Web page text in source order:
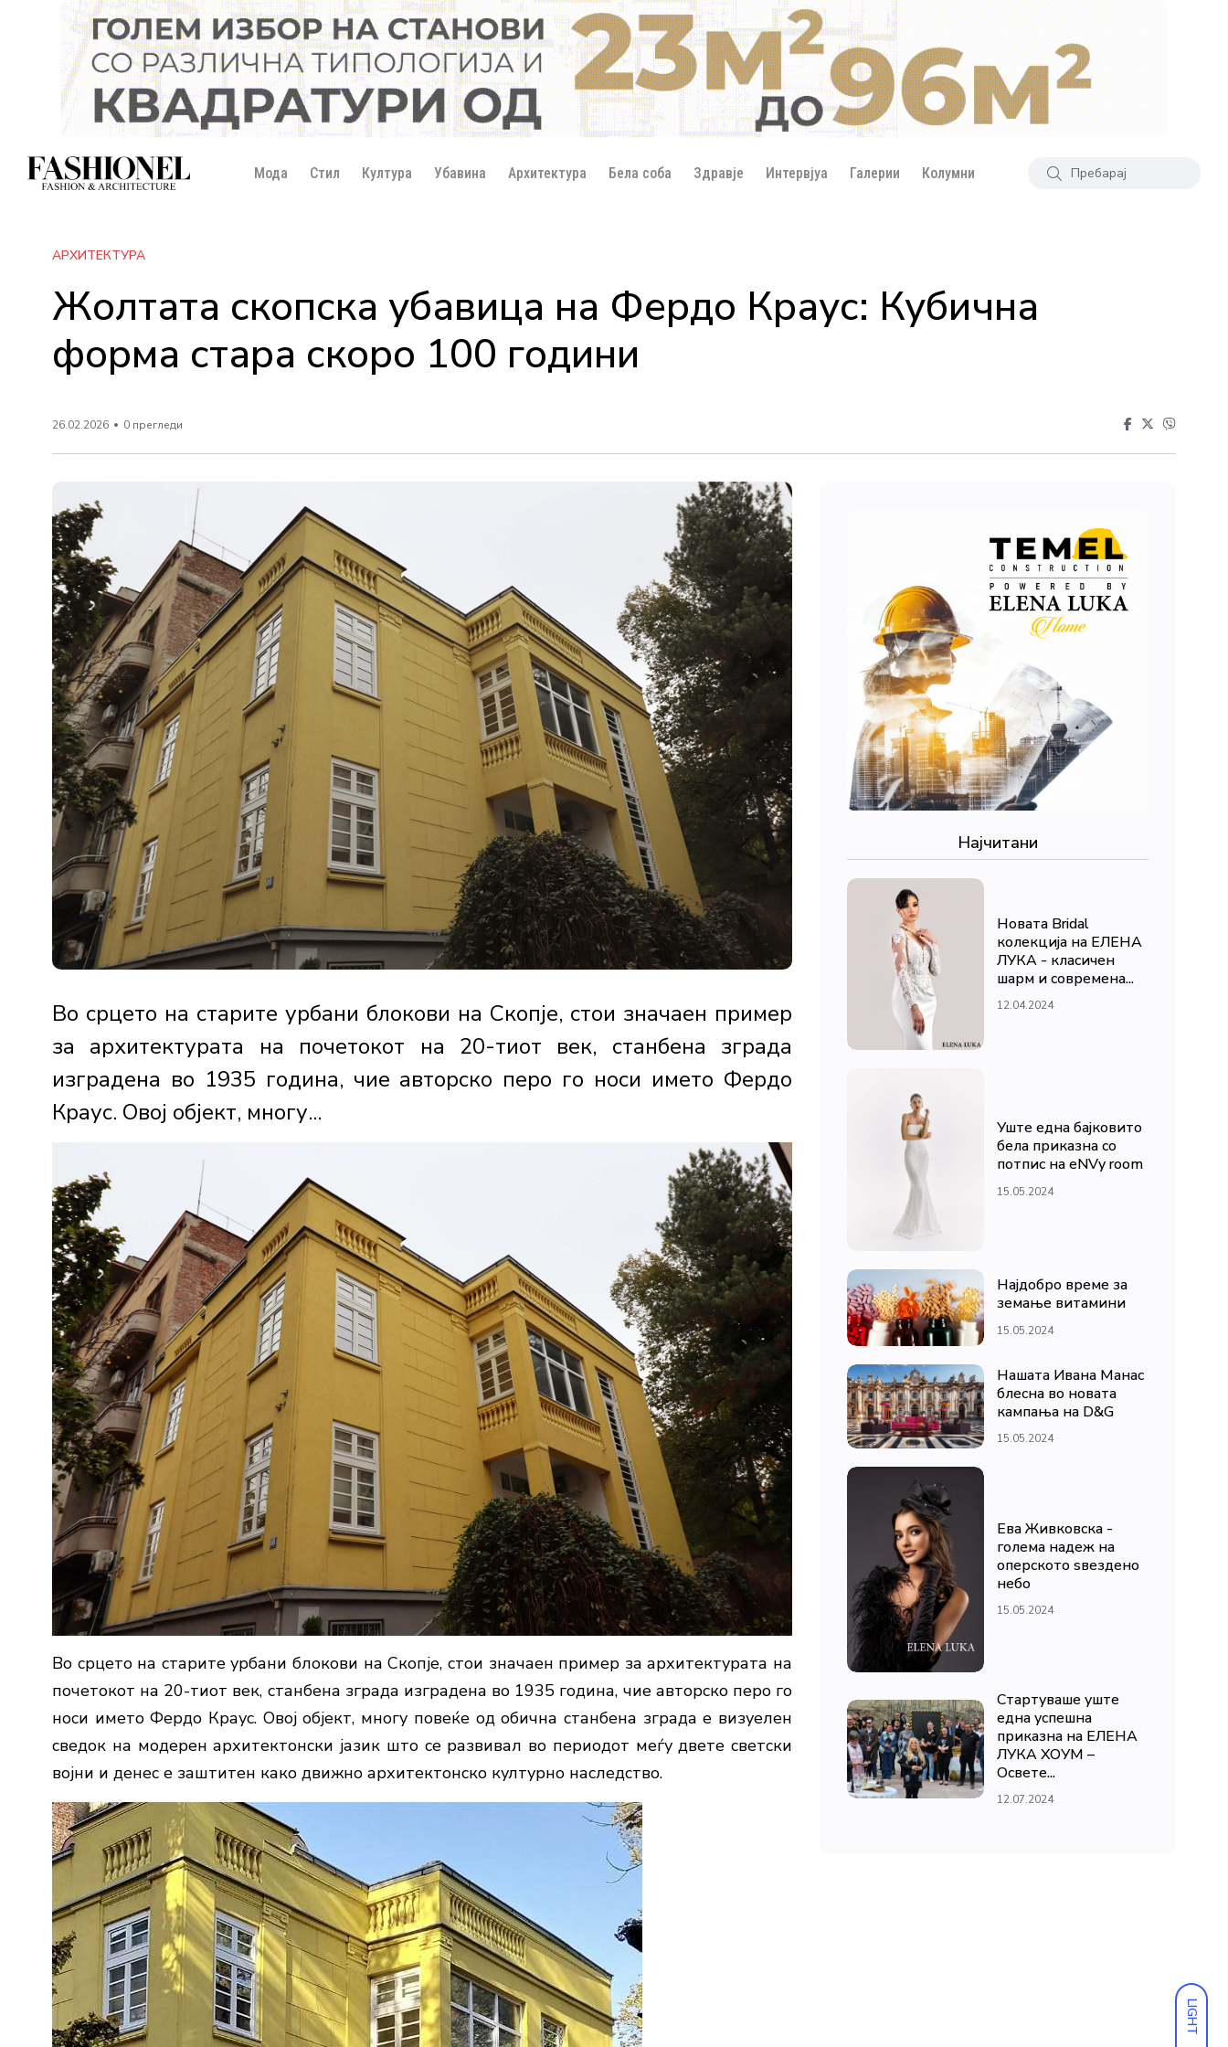
LIGHT
Мода Стил Култура Убавина Архитектура Бела соба Здравје Интервјуа Галерии Колумни
АРХИТЕКТУРА
Жолтата скопска убавица на Фердо Краус: Кубична
форма стара скоро 100 години
26.02.2026 0 прегледи
Во срцето на старите урбани блокови на Скопје, стои значаен пример
за архитектурата на почетокот на 20-тиот век, станбена зграда
изградена во 1935 година, чие авторско перо го носи името Фердо
Краус. Овој објект, многу...
Во срцето на старите урбани блокови на Скопје, стои значаен пример за архитектурата на
почетокот на 20-тиот век, станбена зграда изградена во 1935 година, чие авторско перо го
носи името Фердо Краус. Овој објект, многу повеќе од обична станбена зграда е визуелен
сведок на модерен архитектонски јазик што се развивал во периодот меѓу двете светски
војни и денес е заштитен како движно архитектонско културно наследство.
Најчитани
Новата Bridal
колекција на ЕЛЕНА
ЛУКА - класичен
шарм и современа...
12.04.2024
Уште една бајковито
бела приказна со
потпис на eNVy room
15.05.2024
Најдобро време за
земање витамини
15.05.2024
Нашата Ивана Манас
блесна во новата
кампања на D&G
15.05.2024
Ева Живковска -
голема надеж на
оперското ѕвездено
небо
15.05.2024
Стартуваше уште
една успешна
приказна на ЕЛЕНА
ЛУКА ХОУМ –
Освете...
12.07.2024